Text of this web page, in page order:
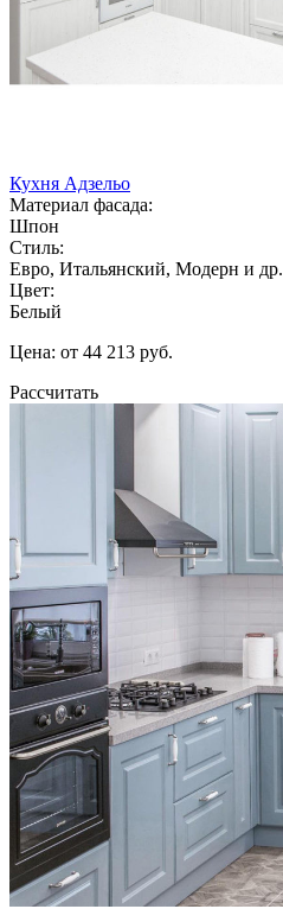
Кухня Адзельо
Материал фасада:
Шпон
Стиль:
Евро, Итальянский, Модерн и др.
Цвет:
Белый
Цена: от 44 213 руб.
Рассчитать